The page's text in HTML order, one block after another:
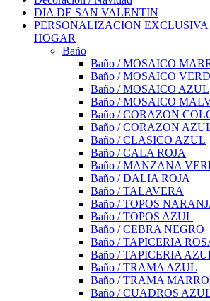
DIA DE SAN VALENTIN
PERSONALIZACION
HOGAR
Baño
Baño / MOSAICO
Baño / MOSAICO
Baño / MOSAICO AZUL
Baño / MOSAICO
Baño / CORAZON
Baño / CORAZON
Baño / CLASICO AZUL
Baño / CALA ROJA
Baño / MANZANA
Baño / DALIA ROJA
Baño / TALAVERA
Baño / TOPOS
Baño / TOPOS AZUL
Baño / CEBRA NEGRO
Baño / TAPICERIA
Baño / TAPICERIA
Baño / TRAMA AZUL
Baño / TRAMA
Baño / CUADROS